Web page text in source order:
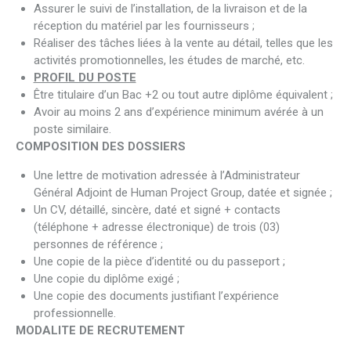
Assurer le suivi de l’installation, de la livraison et de la
réception du matériel par les fournisseurs ;
Réaliser des tâches liées à la vente au détail, telles que les
activités promotionnelles, les études de marché, etc.
PROFIL DU POSTE
Être titulaire d’un Bac +2 ou tout autre diplôme équivalent ;
Avoir au moins 2 ans d’expérience minimum avérée à un
poste similaire.
COMPOSITION DES DOSSIERS
Une lettre de motivation adressée à l’Administrateur
Général Adjoint de Human Project Group, datée et signée ;
Un CV, détaillé, sincère, daté et signé + contacts
(téléphone + adresse électronique) de trois (03)
personnes de référence ;
Une copie de la pièce d’identité ou du passeport ;
Une copie du diplôme exigé ;
Une copie des documents justifiant l’expérience
professionnelle.
MODALITE DE RECRUTEMENT